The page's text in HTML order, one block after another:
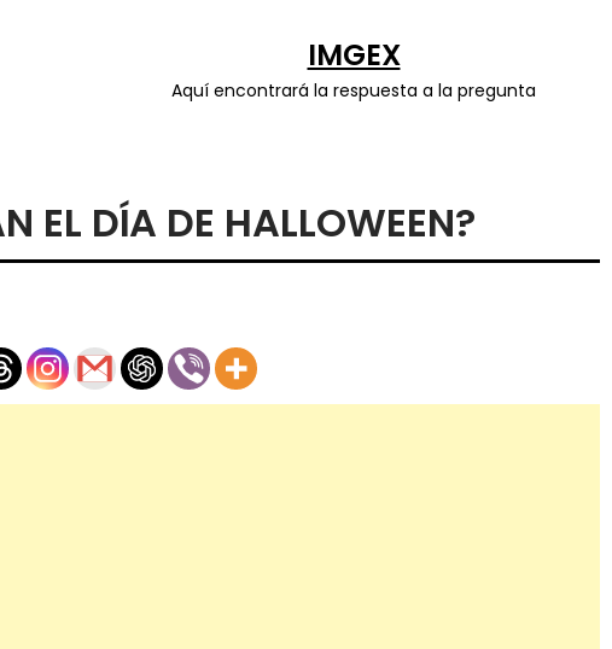
IMGEX
Aquí encontrará la respuesta a la pregunta
EL DÍA DE HALLOWEEN?